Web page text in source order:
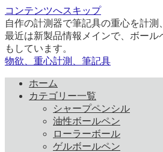
コンテンツへスキップ
自作の計測器で筆記具の重心を計測
最近は新製品情報メインで、ボール
もしています。
物欲、重心計測、筆記具
ホーム
カテゴリー一覧
シャープペンシル
油性ボールペン
ローラーボール
ゲルボールペン